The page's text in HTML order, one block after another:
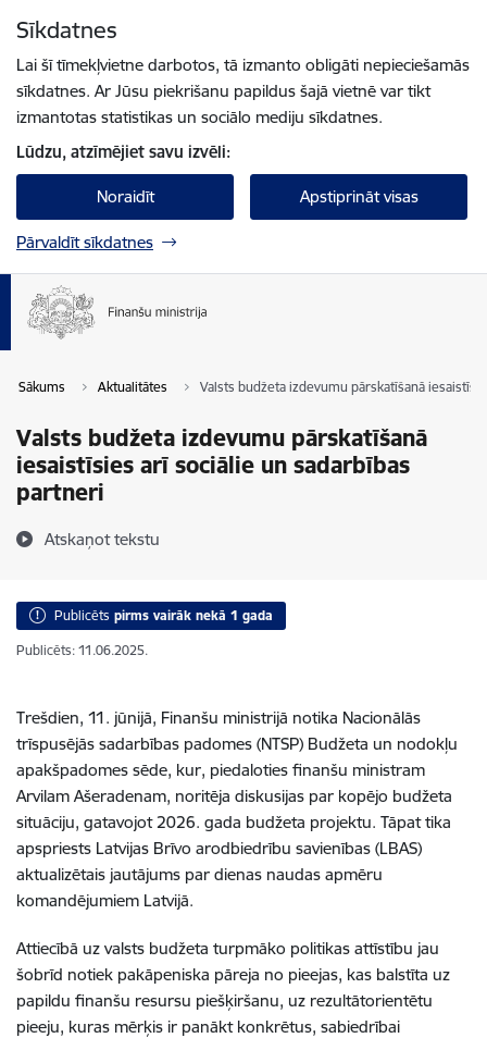
Sīkdatnes
Lai šī tīmekļvietne darbotos, tā izmanto obligāti nepieciešamās
sīkdatnes. Ar Jūsu piekrišanu papildus šajā vietnē var tikt
izmantotas statistikas un sociālo mediju sīkdatnes.
Lūdzu, atzīmējiet savu izvēli:
Noraidīt Apstiprināt visas
Pārvaldīt sīkdatnes
Sākums Aktualitātes Valsts budžeta izdevumu pārskatīšanā
Valsts budžeta izdevumu pārskatīšanā
iesaistīsies arī sociālie un sadarbības
partneri
Atskaņot tekstu
Publicēts pirms vairāk nekā 1 gada
Publicēts: 11.06.2025.
Trešdien, 11. jūnijā, Finanšu ministrijā notika Nacionālās
trīspusējās sadarbības padomes (NTSP) Budžeta un nodokļu
apakšpadomes sēde, kur, piedaloties finanšu ministram
Arvilam Ašeradenam, noritēja diskusijas par kopējo budžeta
situāciju, gatavojot 2026. gada budžeta projektu. Tāpat tika
apspriests Latvijas Brīvo arodbiedrību savienības (LBAS)
aktualizētais jautājums par dienas naudas apmēru
komandējumiem Latvijā.
Attiecībā uz valsts budžeta turpmāko politikas attīstību jau
šobrīd notiek pakāpeniska pāreja no pieejas, kas balstīta uz
papildu finanšu resursu piešķiršanu, uz rezultātorientētu
pieeju, kuras mērķis ir panākt konkrētus, sabiedrībai